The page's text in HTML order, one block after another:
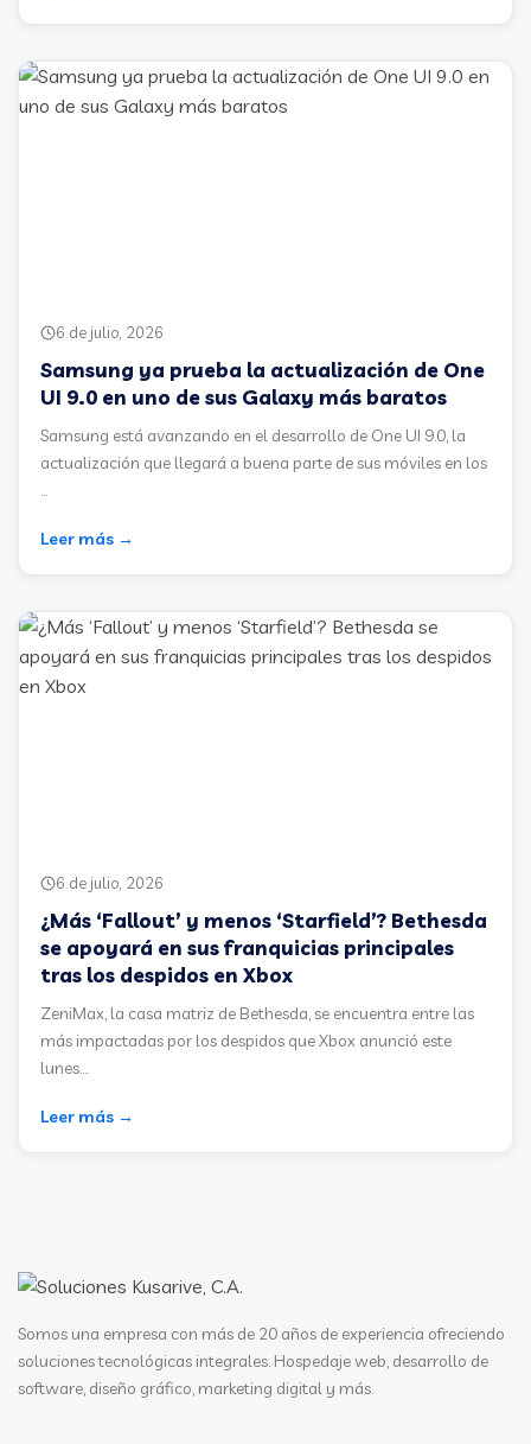
6 de julio, 2026
Samsung ya prueba la actualización de One
UI 9.0 en uno de sus Galaxy más baratos
Samsung está avanzando en el desarrollo de One UI 9.0, la
actualización que llegará a buena parte de sus móviles en los
...
Leer más →
6 de julio, 2026
¿Más ‘Fallout’ y menos ‘Starfield’? Bethesda
se apoyará en sus franquicias principales
tras los despidos en Xbox
ZeniMax, la casa matriz de Bethesda, se encuentra entre las
más impactadas por los despidos que Xbox anunció este
lunes....
Leer más →
Somos una empresa con más de 20 años de experiencia ofreciendo
soluciones tecnológicas integrales. Hospedaje web, desarrollo de
software, diseño gráfico, marketing digital y más.